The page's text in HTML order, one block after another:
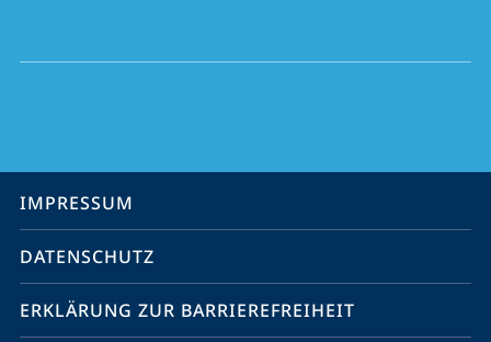
Service-
Navigation
IMPRESSUM
DATENSCHUTZ
ERKLÄRUNG ZUR BARRIEREFREIHEIT